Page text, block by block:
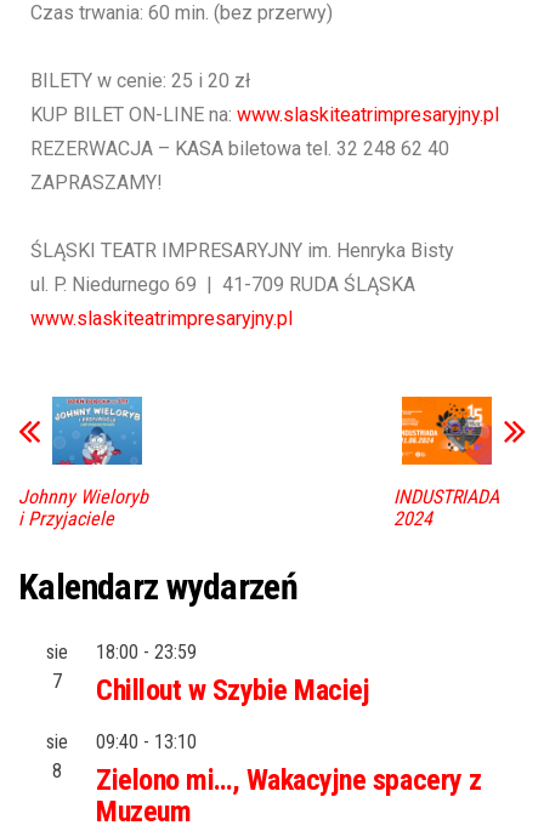
Czas trwania: 60 min. (bez przerwy)
BILETY w cenie: 25 i 20 zł
KUP BILET ON-LINE na: www.slaskiteatrimpresaryjny.pl
REZERWACJA – KASA biletowa tel. 32 248 62 40
ZAPRASZAMY!
ŚLĄSKI TEATR IMPRESARYJNY im. Henryka Bisty
ul. P. Niedurnego 69 | 41-709 RUDA ŚLĄSKA
www.slaskiteatrimpresaryjny.pl
Johnny Wieloryb
i Przyjaciele
INDUSTRIADA
2024
Kalendarz wydarzeń
sie
7
18:00 - 23:59
Chillout w Szybie Maciej
sie
8
09:40 - 13:10
Zielono mi…, Wakacyjne spacery z
Muzeum